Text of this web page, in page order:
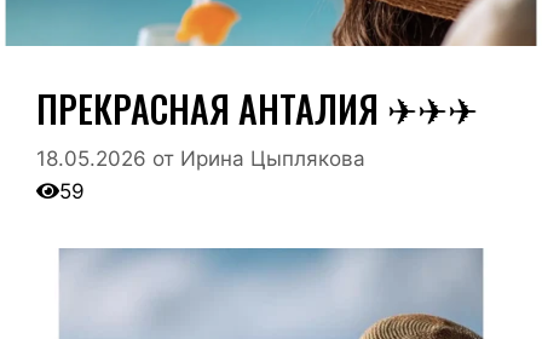
ПРЕКРАСНАЯ АНТАЛИЯ ✈✈✈
18.05.2026 от Ирина Цыплякова
59